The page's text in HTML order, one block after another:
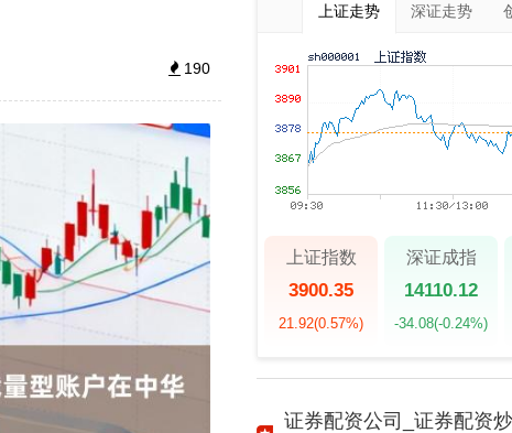
190
上证走势 深证走势
上证指数
3900.35
21.92(0.57%)
深证成指
14110.12
-34.08(-0.24%)
证券配资公司_证券配资